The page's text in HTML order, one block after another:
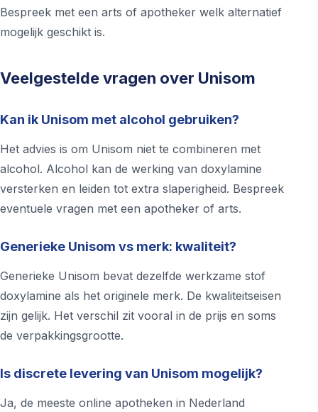
Bespreek met een arts of apotheker welk alternatief
mogelijk geschikt is.
Veelgestelde vragen over Unisom
Kan ik Unisom met alcohol gebruiken?
Het advies is om Unisom niet te combineren met
alcohol. Alcohol kan de werking van doxylamine
versterken en leiden tot extra slaperigheid. Bespreek
eventuele vragen met een apotheker of arts.
Generieke Unisom vs merk: kwaliteit?
Generieke Unisom bevat dezelfde werkzame stof
doxylamine als het originele merk. De kwaliteitseisen
zijn gelijk. Het verschil zit vooral in de prijs en soms
de verpakkingsgrootte.
Is discrete levering van Unisom mogelijk?
Ja, de meeste online apotheken in Nederland